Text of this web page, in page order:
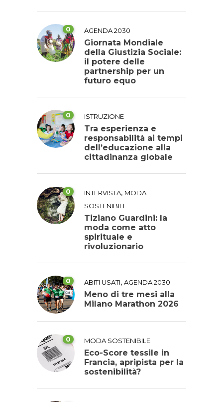
0 AGENDA 2030
Giornata Mondiale
della Giustizia Sociale:
il potere delle
partnership per un
futuro equo
0 ISTRUZIONE
Tra esperienza e
responsabilità ai tempi
dell’educazione alla
cittadinanza globale
0 INTERVISTA, MODA
SOSTENIBILE
Tiziano Guardini: la
moda come atto
spirituale e
rivoluzionario
0 ABITI USATI, AGENDA 2030
Meno di tre mesi alla
Milano Marathon 2026
0 MODA SOSTENIBILE
Eco-Score tessile in
Francia, apripista per la
sostenibilità?